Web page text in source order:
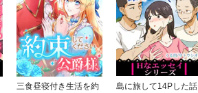
三食昼寝付き生活を約
島に旅して14Pした話